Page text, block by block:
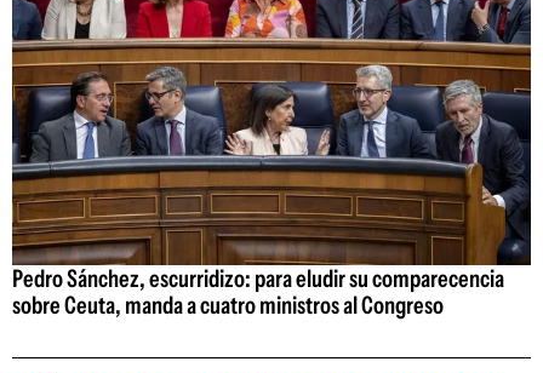
Pedro Sánchez, escurridizo: para eludir su comparecencia
sobre Ceuta, manda a cuatro ministros al Congreso